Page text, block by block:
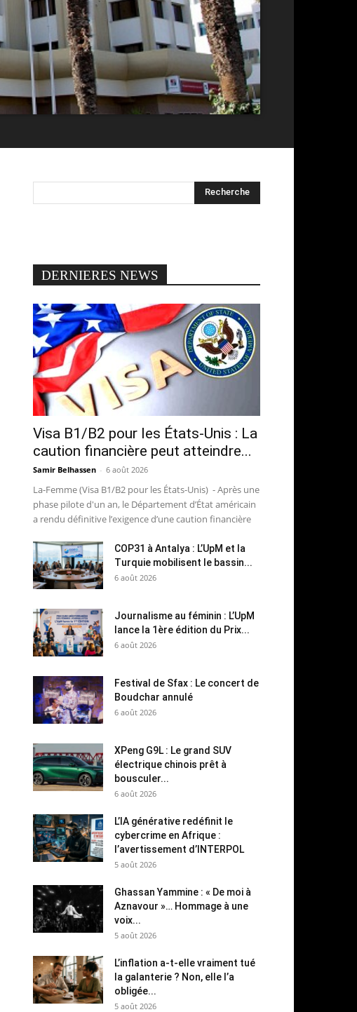
DERNIERES NEWS
Visa B1/B2 pour les États-Unis : La
caution financière peut atteindre...
Samir Belhassen - 6 août 2026
La-Femme (Visa B1/B2 pour les États-Unis) - Après une
phase pilote d'un an, le Département d’État américain
a rendu définitive l’exigence d’une caution financière
COP31 à Antalya : L’UpM et la
Turquie mobilisent le bassin...
6 août 2026
Journalisme au féminin : L’UpM
lance la 1ère édition du Prix...
6 août 2026
Festival de Sfax : Le concert de
Boudchar annulé
6 août 2026
XPeng G9L : Le grand SUV
électrique chinois prêt à
bousculer...
6 août 2026
L’IA générative redéfinit le
cybercrime en Afrique :
l’avertissement d’INTERPOL
5 août 2026
Ghassan Yammine : « De moi à
Aznavour »… Hommage à une
voix...
5 août 2026
L’inflation a-t-elle vraiment tué
la galanterie ? Non, elle l’a
obligée...
5 août 2026